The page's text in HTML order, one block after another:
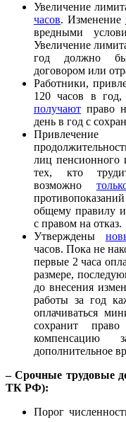
Увеличение
часов. Изменение
вредными
Увеличение
год должно
договором или
Работники,
120 часов в год,
получают право
день в год с
лиц пенсионного
тех, кто
возможно
общему правилу
с правом на отказ.
Утверждены
часов. Пока не
первые 2 часа
размере,
до внесения
работы за год
оплачиваться
сохранит
компенсацию
дополнительное
– Срочные трудовые
ТК РФ):
Порог